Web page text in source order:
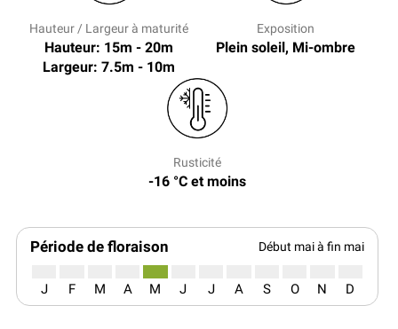
Hauteur / Largeur à maturité
Hauteur: 15m - 20m
Largeur: 7.5m - 10m
Exposition
Plein soleil, Mi-ombre
Rusticité
-16 °C et moins
Période de floraison Début mai à fin mai
J F M A M J J A S O N D